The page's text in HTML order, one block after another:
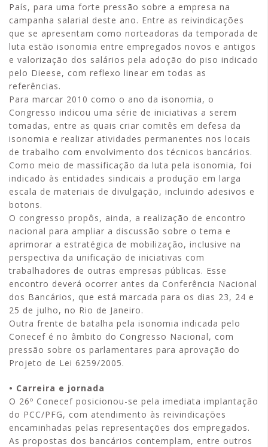
País, para uma forte pressão sobre a empresa na
campanha salarial deste ano. Entre as reivindicações
que se apresentam como norteadoras da temporada de
luta estão isonomia entre empregados novos e antigos
e valorização dos salários pela adoção do piso indicado
pelo Dieese, com reflexo linear em todas as
referências.
Para marcar 2010 como o ano da isonomia, o
Congresso indicou uma série de iniciativas a serem
tomadas, entre as quais criar comitês em defesa da
isonomia e realizar atividades permanentes nos locais
de trabalho com envolvimento dos técnicos bancários.
Como meio de massificação da luta pela isonomia, foi
indicado às entidades sindicais a produção em larga
escala de materiais de divulgação, incluindo adesivos e
botons.
O congresso propôs, ainda, a realização de encontro
nacional para ampliar a discussão sobre o tema e
aprimorar a estratégica de mobilização, inclusive na
perspectiva da unificação de iniciativas com
trabalhadores de outras empresas públicas. Esse
encontro deverá ocorrer antes da Conferência Nacional
dos Bancários, que está marcada para os dias 23, 24 e
25 de julho, no Rio de Janeiro.
Outra frente de batalha pela isonomia indicada pelo
Conecef é no âmbito do Congresso Nacional, com
pressão sobre os parlamentares para aprovação do
Projeto de Lei 6259/2005.
• Carreira e jornada
O 26º Conecef posicionou-se pela imediata implantação
do PCC/PFG, com atendimento às reivindicações
encaminhadas pelas representações dos empregados.
As propostas dos bancários contemplam, entre outros